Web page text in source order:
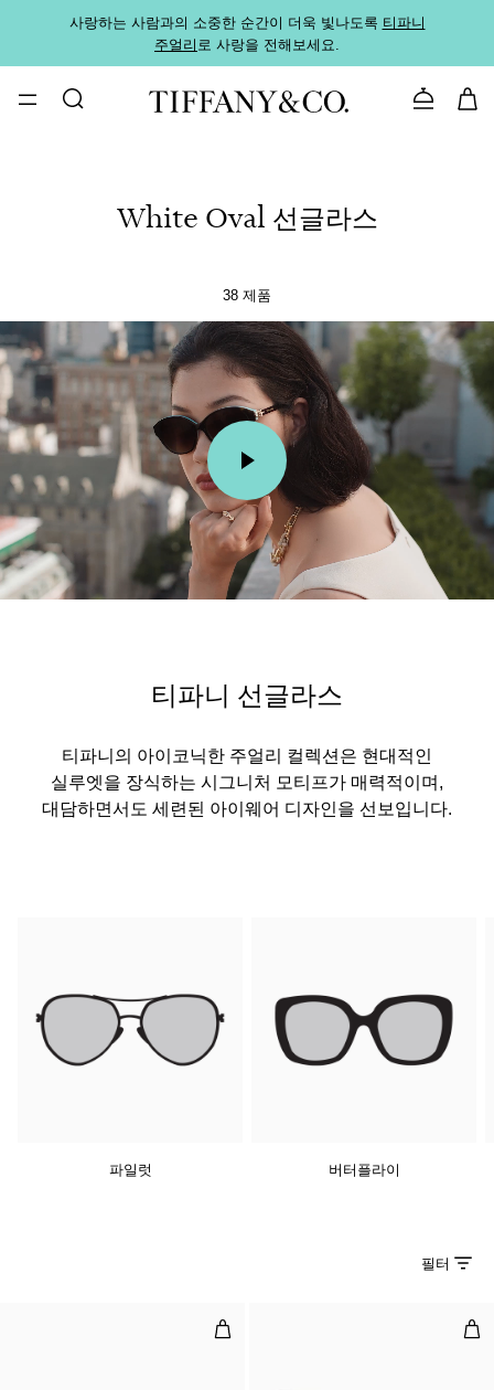
사랑하는 사람과의 소중한 순간이 더욱 빛나도록 티파니
주얼리로 사랑을 전해보세요.
문의하기
White Oval 선글라스
38 제품
00:09 / 00:15
티파니 선글라스
티파니의 아이코닉한 주얼리 컬렉션은 현대적인
실루엣을 장식하는 시그니처 모티프가 매력적이며,
대담하면서도 세련된 아이웨어 디자인을 선보입니다.
파일럿 버터플라이
필터
선글라스, 블랙 아세테이트, 그레이
선